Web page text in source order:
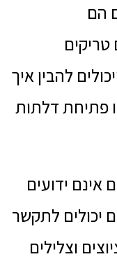
הם
טריקים
להבין איך
פתיחת דלתות
אינם ידועים
יכולים לתקשר
וצלילים